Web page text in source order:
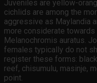
Juveniles are yellow-
cichlids are among the
aggressive as Maylandia
more considerate
Melanochromis auratus.
females typically do not
register these forms:
reef, chisumulu, masinje,
point.